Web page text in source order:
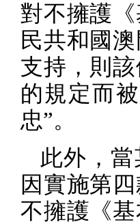
對不擁護
民共和國
支持，則
的規定而
忠”。
此外，
因實施第
不擁護《